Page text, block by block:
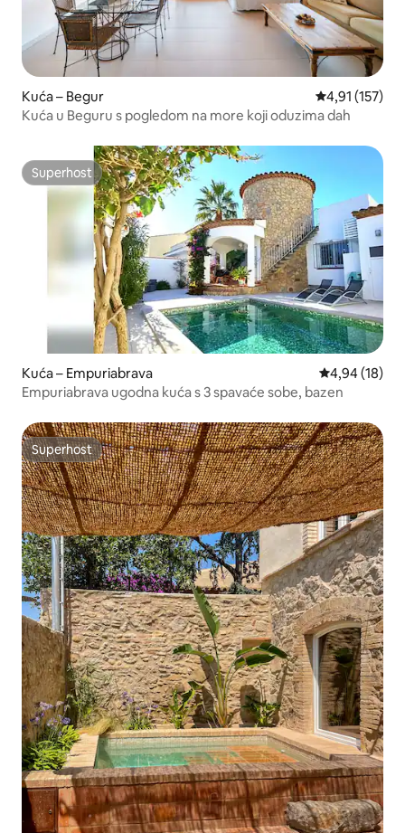
Kuća – Begur Prosječna
4,91 (157)
Kuća u Beguru s pogledom na more koji oduzima dah
Superhost
Superhost
Kuća – Empuriabrava Prosječna
4,94 (18)
Empuriabrava ugodna kuća s 3 spavaće sobe, bazen
Superhost
Superhost